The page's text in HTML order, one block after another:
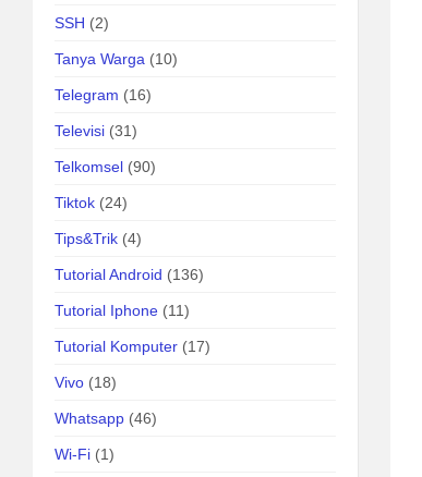
SSH (2)
Tanya Warga (10)
Telegram (16)
Televisi (31)
Telkomsel (90)
Tiktok (24)
Tips&Trik (4)
Tutorial Android (136)
Tutorial Iphone (11)
Tutorial Komputer (17)
Vivo (18)
Whatsapp (46)
Wi-Fi (1)